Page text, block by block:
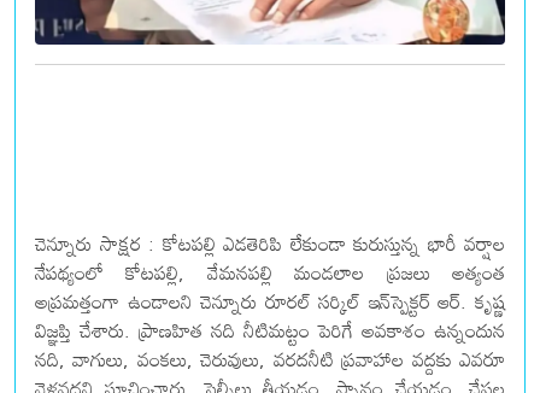
చెన్నూరు సాక్షర : కోటపల్లి ఎడతెరిపి లేకుండా కురుస్తున్న భారీ వర్షాల
నేపథ్యంలో కోటపల్లి, వేమనపల్లి మండలాల ప్రజలు అత్యంత
అప్రమత్తంగా ఉండాలని చెన్నూరు రూరల్ సర్కిల్ ఇన్‌స్పెక్టర్ ఆర్. కృష్ణ
విజ్ఞప్తి చేశారు. ప్రాణహిత నది నీటిమట్టం పెరిగే అవకాశం ఉన్నందున
నది, వాగులు, వంకలు, చెరువులు, వరదనీటి ప్రవాహాల వద్దకు ఎవరూ